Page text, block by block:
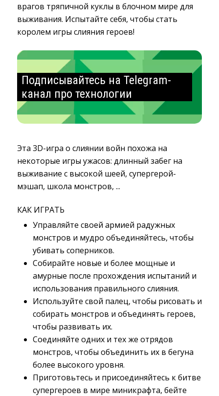
врагов тряпичной куклы в блочном мире для
выживания. Испытайте себя, чтобы стать
королем игры слияния героев!
Подписывайтесь на Telegram-
канал про технологии
Эта 3D-игра о слиянии войн похожа на
некоторые игры ужасов: длинный забег на
выживание с высокой шеей, супергерой-
мэшап, школа монстров, ...
КАК ИГРАТЬ
Управляйте своей армией радужных
монстров и мудро объединяйтесь, чтобы
убивать соперников.
Собирайте новые и более мощные и
амурные после прохождения испытаний и
использования правильного слияния.
Используйте свой палец, чтобы рисовать и
собирать монстров и объединять героев,
чтобы развивать их.
Соединяйте одних и тех же отрядов
монстров, чтобы объединить их в бегуна
более высокого уровня.
Приготовьтесь и присоединяйтесь к битве
супергероев в мире миникрафта, бейте